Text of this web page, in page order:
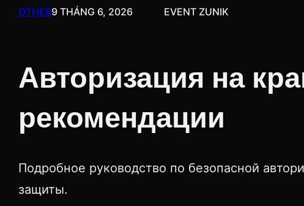
OTHER9 THÁNG 6, 2026 EVENT ZUNIK
Авторизация на
рекомендации
Подробное руководство по безопасной
защиты.